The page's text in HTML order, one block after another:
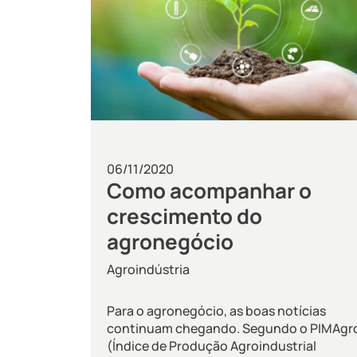
06/11/2020
Como acompanhar o
crescimento do
agronegócio
Agroindústria
Para o agronegócio, as boas notícias
continuam chegando. Segundo o
(Índice de Produção Agroindustrial